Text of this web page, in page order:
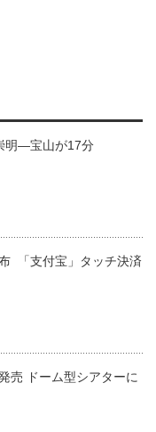
明―宝山が17分
「支付宝」タッチ決済
売 ドーム型シアターに